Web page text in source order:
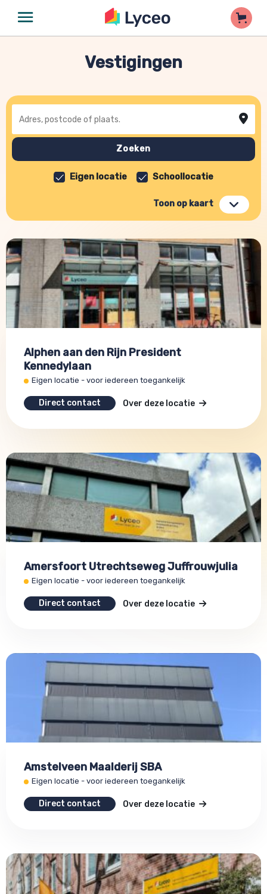
Vestigingen
Zoeken
Eigen locatie Schoollocatie
Toon op kaart
Alphen aan den Rijn President
Kennedylaan
Eigen locatie - voor iedereen toegankelijk
Direct contact Over deze locatie
Amersfoort Utrechtseweg Juffrouwjulia
Eigen locatie - voor iedereen toegankelijk
Direct contact Over deze locatie
Amstelveen Maalderij SBA
Eigen locatie - voor iedereen toegankelijk
Direct contact Over deze locatie